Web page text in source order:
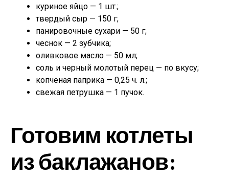
куриное яйцо — 1 шт.;
твердый сыр — 150 г;
панировочные сухари — 50 г;
чеснок — 2 зубчика;
оливковое масло — 50 мл;
соль и черный молотый перец — по вкусу;
копченая паприка — 0,25 ч. л.;
свежая петрушка — 1 пучок.
Готовим котлеты
из баклажанов: